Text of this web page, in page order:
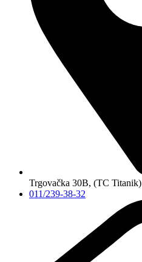
Trgovačka 30B, (TC Titanik)
011/239-38-32